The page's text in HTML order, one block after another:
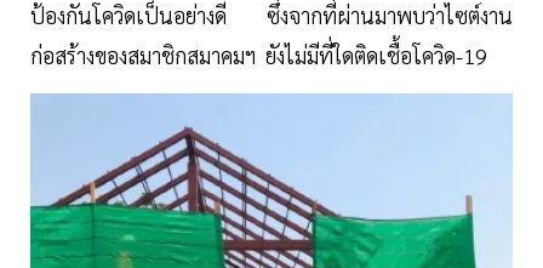
ป้องกันโควิดเป็นอย่างดี ซึ่งจากที่ผ่านมาพบว่าไซต์งาน
ก่อสร้างของสมาชิกสมาคมฯ ยังไม่มีที่ใดติดเชื้อโควิด-19